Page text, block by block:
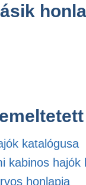
katalógusa
kabinos hajók
honlapja